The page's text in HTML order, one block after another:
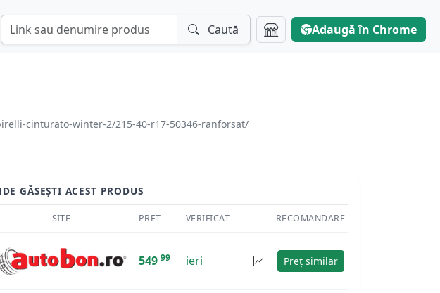
Caută Adaugă în Chrome
cinturato-winter-2/215-40-r17-50346-ranforsat/
GĂSEȘTI ACEST PRODUS
SITE PREȚ VERIFICAT RECOMANDARE
549 99 ieri Preț similar